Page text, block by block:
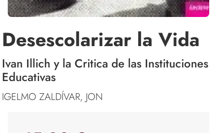
Desescolarizar la Vida
Ivan Illich y la Critica de las Instituciones
Educativas
IGELMO ZALDÍVAR, JON